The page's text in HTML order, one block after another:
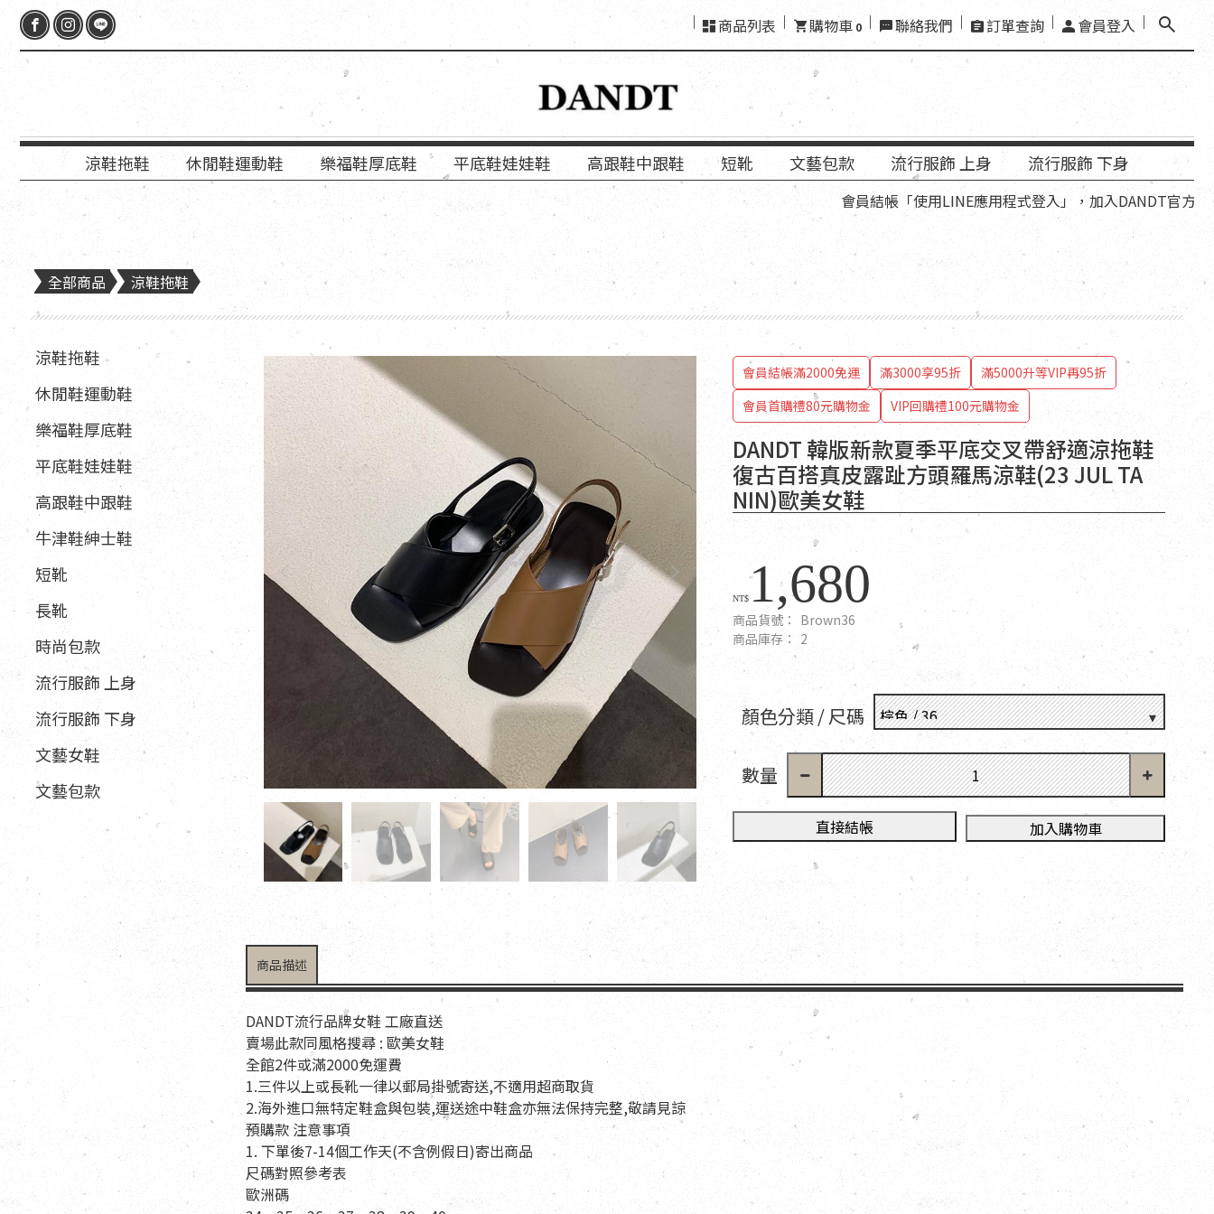
商品列表 購物車 0 聯絡我們 訂單查詢 會員登入
涼鞋拖鞋 休閒鞋運動鞋 樂福鞋厚底鞋 平底鞋娃娃鞋 高跟鞋中跟鞋 短靴 文藝包款 流行服飾 上身 流行服飾 下身
會員結帳「使用LINE應用程式登入」，加入DANDT官方LINE好友，再
全部商品 涼鞋拖鞋
涼鞋拖鞋
休閒鞋運動鞋
樂福鞋厚底鞋
平底鞋娃娃鞋
高跟鞋中跟鞋
牛津鞋紳士鞋
短靴
長靴
時尚包款
流行服飾 上身
流行服飾 下身
文藝女鞋
文藝包款
DANDT 韓版新款夏季平底交叉帶舒適涼拖鞋
復古百搭真皮露趾方頭羅馬涼鞋(23 JUL TA
NIN)歐美女鞋
會員結帳滿2000免運 滿3000享95折
滿5000升等VIP再95折
會員首購禮80元購物金
VIP回購禮100元購物金
NT$1,680
商品貨號： Brown36
商品庫存： 2
顏色分類 / 尺碼
數量
直接結帳 加入購物車
商品描述
DANDT流行品牌女鞋 工廠直送
賣場此款同風格搜尋 : 歐美女鞋
全館2件或滿2000免運費
1.三件以上或長靴一律以郵局掛號寄送,不適用超商取貨
2.海外進口無特定鞋盒與包裝,運送途中鞋盒亦無法保持完整,敬請見諒
預購款 注意事項
1. 下單後7-14個工作天(不含例假日)寄出商品
尺碼對照參考表
歐洲碼